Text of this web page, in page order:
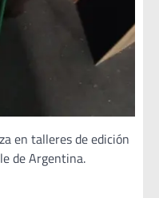
en talleres de edición
de Argentina.